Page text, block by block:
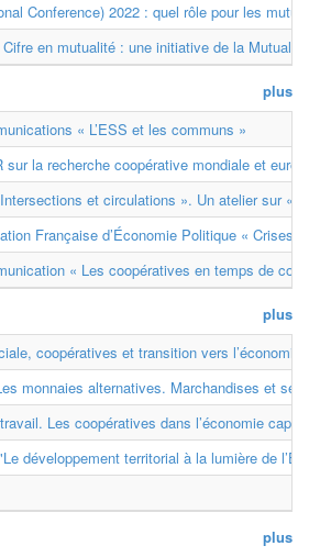
Conference) 2022 : quel rôle pour les
en mutualité : une initiative de la
plus
« L’ESS et les communs »
sur la recherche coopérative mondiale et
et circulations ». Un atelier sur «
Française d’Économie Politique « Crises
« Les coopératives en temps de
plus
coopératives et transition vers
monnaies alternatives. Marchandises et
Les coopératives dans l’économie
développement territorial à la lumière de
plus